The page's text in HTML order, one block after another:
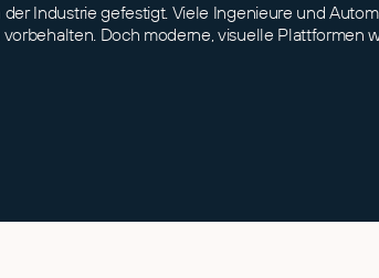
Industrie gefestigt. Viele Ingenieure und
Doch moderne, visuelle Plattformen